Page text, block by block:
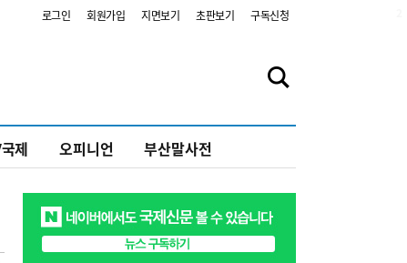
로그인 회원가입 지면보기 초판보기 구독신청
제 오피니언 부산말사전